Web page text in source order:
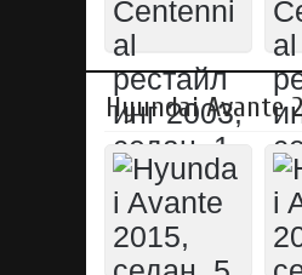
Hyundai Avante